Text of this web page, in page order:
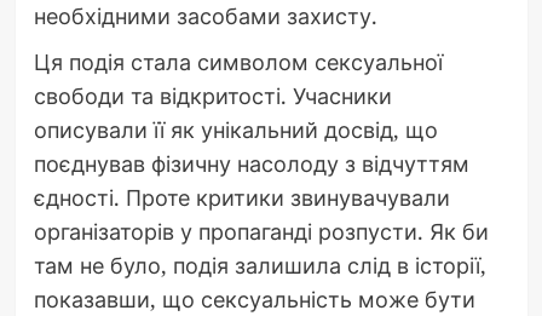
необхідними засобами захисту.
Ця подія стала символом сексуальної
свободи та відкритості. Учасники
описували її як унікальний досвід, що
поєднував фізичну насолоду з відчуттям
єдності. Проте критики звинувачували
організаторів у пропаганді розпусти. Як би
там не було, подія залишила слід в історії,
показавши, що сексуальність може бути